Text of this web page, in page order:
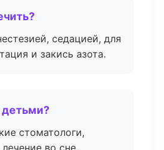
седацией, для
и закись азота.
детьми?
стоматологи,
во сне.